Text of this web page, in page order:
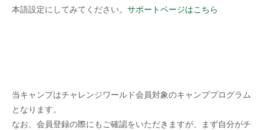
本語設定にしてみてください。 サポートページはこちら
当キャンプはチャレンジワールド会員対象のキャンププログラム
となります。
なお、会員登録の際にもご確認をいただきますが、まず自分がチ